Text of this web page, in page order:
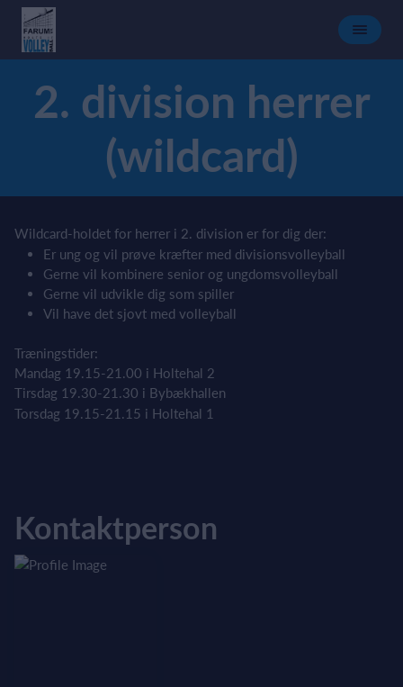
2. division herrer
(wildcard)
Wildcard-holdet for herrer i 2. division er for dig der:
Er ung og vil prøve kræfter med divisionsvolleyball
Gerne vil kombinere senior og ungdomsvolleyball
Gerne vil udvikle dig som spiller
Vil have det sjovt med volleyball
Træningstider:
Mandag 19.15-21.00 i Holtehal 2
Tirsdag 19.30-21.30 i Bybækhallen
Torsdag 19.15-21.15 i Holtehal 1
Kontaktperson